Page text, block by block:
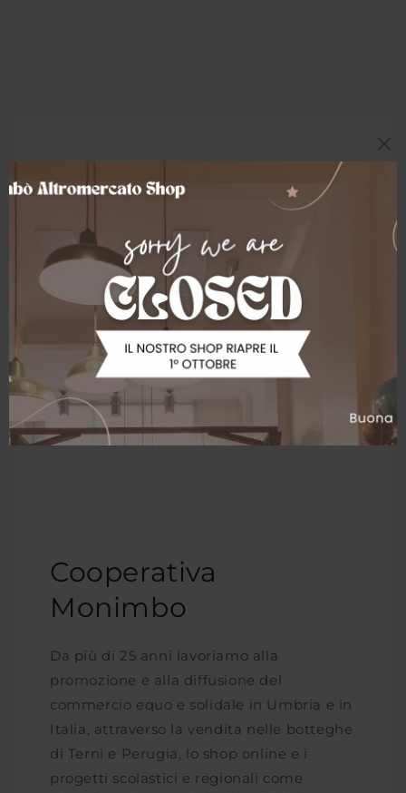
Cooperativa
Monimbo
Da più di 25 anni lavoriamo alla
promozione e alla diffusione del
commercio equo e solidale in Umbria e in
Italia, attraverso la vendita nelle botteghe
di Terni e Perugia, lo shop online e i
progetti scolastici e regionali come